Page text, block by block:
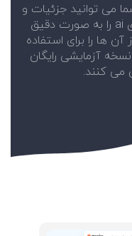
می توانید جزئیات و
ویژگی های هر کدام از این ابزارهای ai را به صورت دقیق
آن ها را برای استفاده
انتخاب کنید. اکثر این ابزارهای ai نسخه آزمایشی رایگان
می کنند.